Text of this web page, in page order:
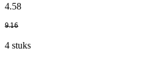
4.58
9.16
4 stuks